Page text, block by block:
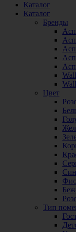
Каталог
Каталог
Бренды
Цвет
Тип